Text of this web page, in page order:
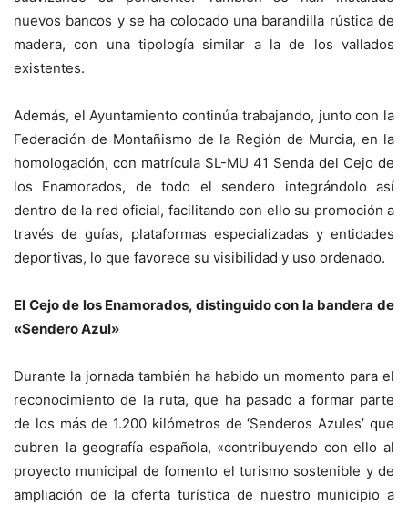
nuevos bancos y se ha colocado una barandilla rústica de
madera, con una tipología similar a la de los vallados
existentes.
Además, el Ayuntamiento continúa trabajando, junto con la
Federación de Montañismo de la Región de Murcia, en la
homologación, con matrícula SL-MU 41 Senda del Cejo de
los Enamorados, de todo el sendero integrándolo así
dentro de la red oficial, facilitando con ello su promoción a
través de guías, plataformas especializadas y entidades
deportivas, lo que favorece su visibilidad y uso ordenado.
El Cejo de los Enamorados, distinguido con la bandera de
«Sendero Azul»
Durante la jornada también ha habido un momento para el
reconocimiento de la ruta, que ha pasado a formar parte
de los más de 1.200 kilómetros de ‘Senderos Azules’ que
cubren la geografía española, «contribuyendo con ello al
proyecto municipal de fomento el turismo sostenible y de
ampliación de la oferta turística de nuestro municipio a